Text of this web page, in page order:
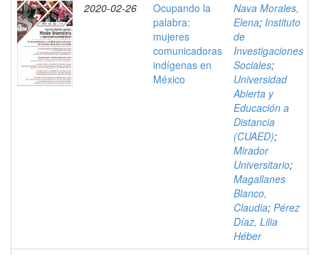
2020-02-26
Ocupando la
palabra:
mujeres
comunicadoras
indígenas en
México
Nava Morales,
Elena; Instituto
de
Investigaciones
Sociales;
Universidad
Abierta y
Educación a
Distancia
(CUAED);
Mirador
Universitario;
Magallanes
Blanco,
Claudia; Pérez
Díaz, Lilia
Héber